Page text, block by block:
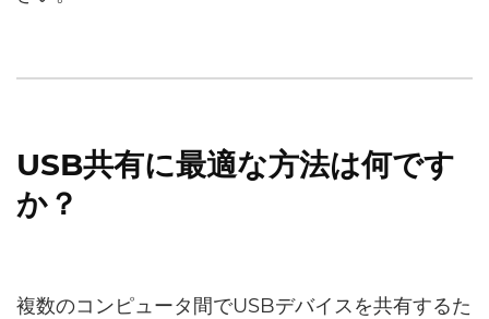
USB共有に最適な方法は何です
か？
複数のコンピュータ間でUSBデバイスを共有するた